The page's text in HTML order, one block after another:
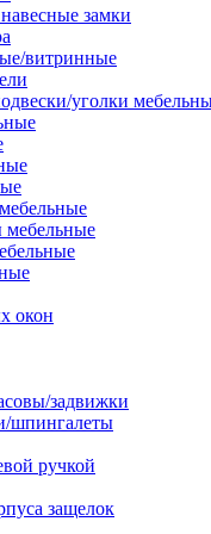
замки
витринные
уголки
мебельные
окон
задвижки
шпингалеты
ручкой
защелок